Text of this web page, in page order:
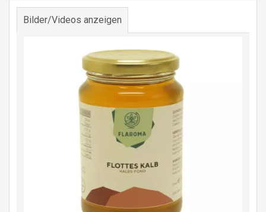
Bilder/Videos anzeigen